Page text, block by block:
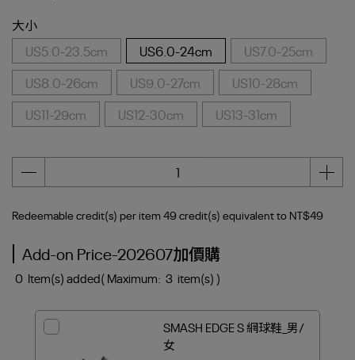
大小
US5.0-23.5cm
US6.0-24cm
US7.0-25cm
US8.0-26cm
US9.0-27cm
US10-28cm
US11-29cm
US12-30cm US13-31cm
Redeemable credit(s) per item49credit(s) equivalent to NT$49
Add-on Price-202607加價購
0 Item(s) added( Maximum: 3 item(s) )
SMASH EDGE S 網球鞋_男/
女